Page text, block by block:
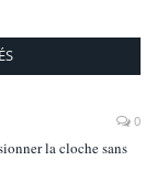
0
la cloche sans